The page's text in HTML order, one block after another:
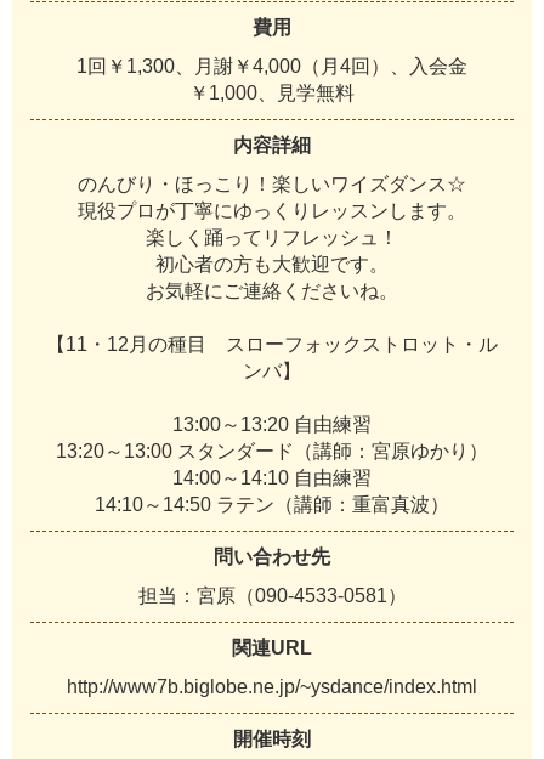
費用
1回 ￥ 1,300 月 謝 ￥4,000 （ 月 4回 ） 入会金
￥ 1,000 見学無料
内容詳細
のんびり ・ ほ っ こ り ！ 楽 しいワイ ズダンス☆
現役プロ が丁寧にゆっ く り レ ッ ス ン し ま す。
楽 し く 踊って リ フ レ ッ シ ュ
！
初心者の方も大歓迎です。
お気軽に ご連絡 く ださ いね。
【 11 ・ 12 月 の種目 ス ロ ーフ ォ ッ ク ス ト ロ ッ ト ・ ル
ンバ】
13:00～ 13:20 自由練習
13:20～ 13:00 ス タ ンダー ド （講師 ： 宮原ゆかり ）
14:00～ 14:10 自由練習
14:10～ 14:50 ラテン （講師 ： 重富真波）
問い合わせ先
担当 ： 宮原（090-4533-0581）
関連URL
http://www7b.big obe.ne.jp/~ysdance/index.htm
開催時刻